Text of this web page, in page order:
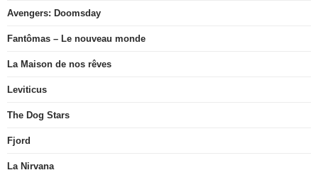
Avengers: Doomsday
Fantômas – Le nouveau monde
La Maison de nos rêves
Leviticus
The Dog Stars
Fjord
La Nirvana